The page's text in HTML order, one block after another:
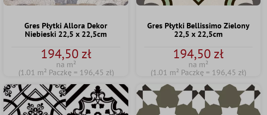
Gres Płytki Allora Dekor
Niebieski 22,5 x 22,5cm
194,50 zł
na m²
(1.01 m² Paczkę = 196,45 zł)
Gres Płytki Bellissimo Zielony
22,5 x 22,5cm
194,50 zł
na m²
(1.01 m² Paczkę = 196,45 zł)